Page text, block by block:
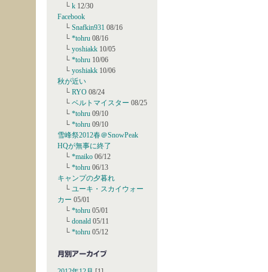
└ k 12/30
Facebook
└ Snafkin931 08/16
└ *tohru 08/16
└ yoshiakk 10/05
└ *tohru 10/06
└ yoshiakk 10/06
秋が近い
└ RYO 08/24
└ ベルトマイスター 08/25
└ *tohru 09/10
└ *tohru 09/10
雪峰祭2012春＠SnowPeak
HQが無事に終了
└ *maiko 06/12
└ *tohru 06/13
キャンプの夕暮れ
└ ユーキ・スカイウォー
カー 05/01
└ *tohru 05/01
└ donald 05/11
└ *tohru 05/12